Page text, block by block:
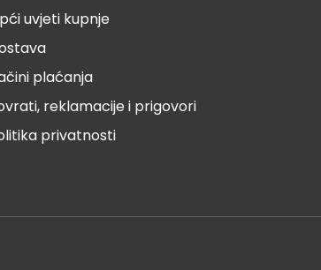
uvjeti kupnje
plaćanja
reklamacije i prigovori
privatnosti